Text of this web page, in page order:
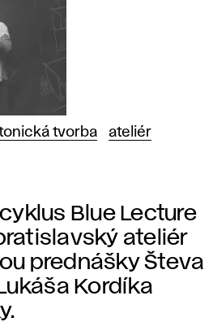
tvorba
ateliér
Blue Lecture
ateliér
prednášky Števa
Kordíka